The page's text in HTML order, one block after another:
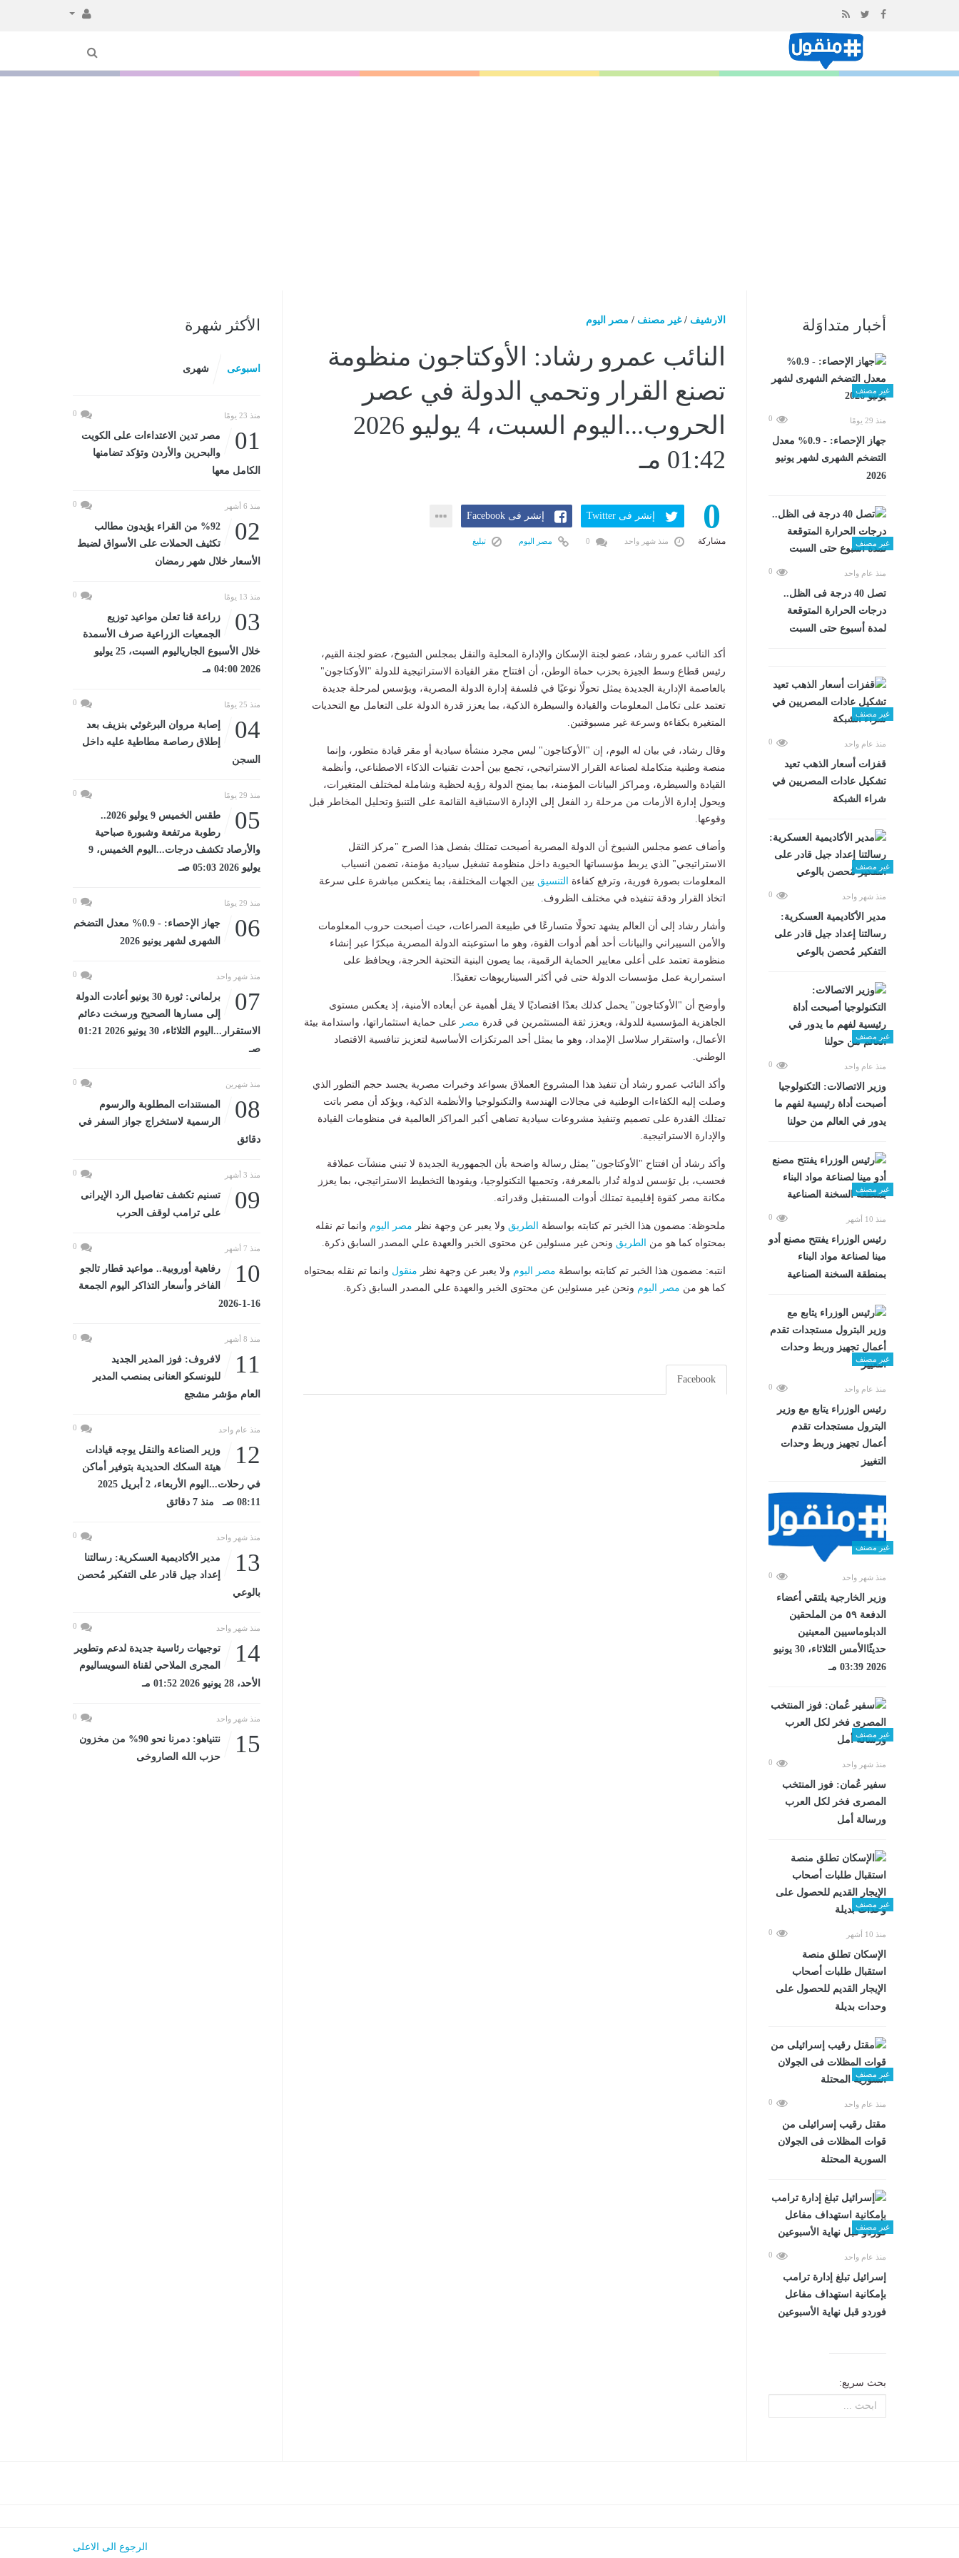
المحتوى
أخبار متداوَلة
غير مصنف
منذ 29 يومًا 0
جهاز الإحصاء: - 0.9% معدل
التضخم الشهرى لشهر يونيو
2026
غير مصنف
منذ عام واحد 0
تصل 40 درجة فى الظل..
درجات الحرارة المتوقعة
لمدة أسبوع حتى السبت
غير مصنف
منذ عام واحد 0
قفزات أسعار الذهب تعيد
تشكيل عادات المصريين في
شراء الشبكة
غير مصنف
منذ شهر واحد 0
مدير الأكاديمية العسكرية:
رسالتنا إعداد جيل قادر على
التفكير مُحصن بالوعي
غير مصنف
منذ عام واحد 0
وزير الاتصالات: التكنولوجيا
أصبحت أداة رئيسية لفهم ما
يدور في العالم من حولنا
غير مصنف
منذ 10 أشهر 0
رئيس الوزراء يفتتح مصنع أدو
مينا لصناعة مواد البناء
بمنطقة السخنة الصناعية
غير مصنف
منذ عام واحد 0
رئيس الوزراء يتابع مع وزير
البترول مستجدات تقدم
أعمال تجهيز وربط وحدات
التغييز
غير مصنف
منذ شهر واحد 0
وزير الخارجية يلتقي أعضاء
الدفعة ٥٩ من الملحقين
الدبلوماسيين المعينين
حديثًاالأمس الثلاثاء، 30 يونيو
2026 03:39 مـ
غير مصنف
منذ شهر واحد 0
سفير عُمان: فوز المنتخب
المصرى فخر لكل العرب
ورسالة أمل
غير مصنف
منذ 10 أشهر 0
الإسكان تطلق منصة
استقبال طلبات أصحاب
الإيجار القديم للحصول على
وحدات بديلة
غير مصنف
منذ عام واحد 0
مقتل رقيب إسرائيلى من
قوات المظلات فى الجولان
السورية المحتلة
غير مصنف
منذ عام واحد 0
إسرائيل تبلغ إدارة ترامب
بإمكانية استهداف مفاعل
فوردو قبل نهاية الأسبوعين
بحث سريع:
الارشيف /غير مصنف / مصر اليوم
النائب عمرو رشاد: الأوكتاجون منظومة
تصنع القرار وتحمي الدولة في عصر
الحروب...اليوم السبت، 4 يوليو 2026
01:42 مـ
0
مشاركة
إنشر فى Twitter إنشر فى Facebook
منذ شهر واحد مصر اليوم تبليغ
أكد النائب عمرو رشاد، عضو لجنة الإسكان والإدارة المحلية والنقل بمجلس الشيوخ، عضو لجنة القيم،
رئيس قطاع وسط الجيزة بحزب حماة الوطن، أن افتتاح مقر القيادة الاستراتيجية للدولة "الأوكتاجون"
بالعاصمة الإدارية الجديدة يمثل تحولًا نوعيًا في فلسفة إدارة الدولة المصرية، ويؤسس لمرحلة جديدة
تعتمد على تكامل المعلومات والقيادة والسيطرة الذكية، بما يعزز قدرة الدولة على التعامل مع التحديات
المتغيرة بكفاءة وسرعة غير مسبوقتين.
وقال رشاد، في بيان له اليوم، إن "الأوكتاجون" ليس مجرد منشأة سيادية أو مقر قيادة متطور، وإنما
منصة وطنية متكاملة لصناعة القرار الاستراتيجي، تجمع بين أحدث تقنيات الذكاء الاصطناعي، وأنظمة
القيادة والسيطرة، ومراكز البيانات المؤمنة، بما يمنح الدولة رؤية لحظية وشاملة لمختلف المتغيرات،
ويحول إدارة الأزمات من مرحلة رد الفعل إلى الإدارة الاستباقية القائمة على التنبؤ وتحليل المخاطر قبل
وقوعها.
وأضاف عضو مجلس الشيوخ أن الدولة المصرية أصبحت تمتلك بفضل هذا الصرح "مركز الثقل
الاستراتيجي" الذي يربط مؤسساتها الحيوية داخل منظومة تشغيل سيادية مؤمنة، تضمن انسياب
المعلومات بصورة فورية، وترفع كفاءة
التنسيق بين الجهات المختلفة، بما ينعكس مباشرة على سرعة
اتخاذ القرار ودقة تنفيذه في مختلف الظروف.
وأشار رشاد إلى أن العالم يشهد تحولًا متسارعًا في طبيعة الصراعات، حيث أصبحت حروب المعلومات
والأمن السيبراني والبيانات أحد أهم أدوات القوة، وهو ما استوعبته الدولة المصرية مبكرًا عبر إنشاء
منظومة تعتمد على أعلى معايير الحماية الرقمية، بما يصون البنية التحتية الحرجة، ويحافظ على
استمرارية عمل مؤسسات الدولة حتى في أكثر السيناريوهات تعقيدًا.
وأوضح أن "الأوكتاجون" يحمل كذلك بعدًا اقتصاديًا لا يقل أهمية عن أبعاده الأمنية، إذ يعكس مستوى
الجاهزية المؤسسية للدولة، ويعزز ثقة المستثمرين في قدرة مصر على حماية استثماراتها، واستدامة بيئة
الأعمال، واستقرار سلاسل الإمداد، وهو ما يمثل أحد المرتكزات الأساسية لتعزيز تنافسية الاقتصاد
الوطني.
وأكد النائب عمرو رشاد أن تنفيذ هذا المشروع العملاق بسواعد وخبرات مصرية يجسد حجم التطور الذي
وصلت إليه الكفاءات الوطنية في مجالات الهندسة والتكنولوجيا والأنظمة الذكية، ويؤكد أن مصر باتت
تمتلك القدرة على تصميم وتنفيذ مشروعات سيادية تضاهي أكبر المراكز العالمية في منظومات القيادة
والإدارة الاستراتيجية.
وأكد رشاد أن افتتاح "الأوكتاجون" يمثل رسالة واضحة بأن الجمهورية الجديدة لا تبني منشآت عملاقة
فحسب، بل تؤسس لدولة تُدار بالمعرفة، وتحميها التكنولوجيا، ويقودها التخطيط الاستراتيجي، بما يعزز
مكانة مصر كقوة إقليمية تمتلك أدوات المستقبل وقدراته.
ملحوظة: مضمون هذا الخبر تم كتابته بواسطة الطريق ولا يعبر عن وجهة نظر مصر اليوم وانما تم نقله
بمحتواه كما هو من
الطريق ونحن غير مسئولين عن محتوى الخبر والعهدة علي المصدر السابق ذكرة.
انتبه: مضمون هذا الخبر تم كتابته بواسطة مصر اليوم ولا يعبر عن وجهة نظر منقول وانما تم نقله بمحتواه
كما هو من مصر اليوم ونحن غير مسئولين عن محتوى الخبر والعهدة علي المصدر السابق ذكرة.
Facebook
الأكثر شهرة
اسبوعى شهرى
منذ 23 يومًا 0
01
مصر تدين الاعتداءات على الكويت
والبحرين والأردن وتؤكد تضامنها
الكامل معها
منذ 6 أشهر 0
02
%92 من القراء يؤيدون مطالب
تكثيف الحملات على الأسواق لضبط
الأسعار خلال شهر رمضان
منذ 13 يومًا 0
03
زراعة قنا تعلن مواعيد توزيع
الجمعيات الزراعية صرف الأسمدة
خلال الأسبوع الجارياليوم السبت، 25 يوليو
2026 04:00 مـ
منذ 25 يومًا 0
04
إصابة مروان البرغوثي بنزيف بعد
إطلاق رصاصة مطاطية عليه داخل
السجن
منذ 29 يومًا 0
05
طقس الخميس 9 يوليو 2026..
رطوبة مرتفعة وشبورة صباحية
والأرصاد تكشف درجات...اليوم الخميس، 9
يوليو 2026 05:03 صـ
منذ 29 يومًا 0
06
جهاز الإحصاء: - 0.9% معدل التضخم
الشهرى لشهر يونيو 2026
منذ شهر واحد 0
07
برلماني: ثورة 30 يونيو أعادت الدولة
إلى مسارها الصحيح ورسخت دعائم
الاستقرار...اليوم الثلاثاء، 30 يونيو 2026 01:21
صـ
منذ شهرين 0
08
المستندات المطلوبة والرسوم
الرسمية لاستخراج جواز السفر في
دقائق
منذ 3 أشهر 0
09
تسنيم تكشف تفاصيل الرد الإيرانى
على ترامب لوقف الحرب
منذ 7 أشهر 0
10
رفاهية أوروبية.. مواعيد قطار تالجو
الفاخر وأسعار التذاكر اليوم الجمعة
16-1-2026
منذ 8 أشهر 0
11
لافروف: فوز المدير الجديد
لليونسكو العنانى بمنصب المدير
العام مؤشر مشجع
منذ عام واحد 0
12
وزير الصناعة والنقل يوجه قيادات
هيئة السكك الحديدية بتوفير أماكن
في رحلات...اليوم الأربعاء، 2 أبريل 2025
08:11 صـ منذ 7 دقائق
منذ شهر واحد 0
13
مدير الأكاديمية العسكرية: رسالتنا
إعداد جيل قادر على التفكير مُحصن
بالوعي
منذ شهر واحد 0
14
توجيهات رئاسية جديدة لدعم وتطوير
المجرى الملاحي لقناة السويساليوم
الأحد، 28 يونيو 2026 01:52 مـ
منذ شهر واحد 0
15
نتنياهو: دمرنا نحو 90% من مخزون
حزب الله الصاروخى
الرجوع الى الاعلى